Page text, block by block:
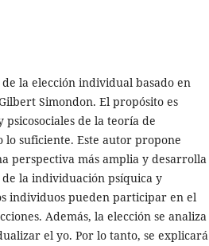
la elección individual basado en
Simondon. El propósito es
psicosociales de la teoría de
lo suficiente. Este autor propone
perspectiva más amplia y desarrolla
la individuación psíquica y
individuos pueden participar en el
Además, la elección se analiza
el yo. Por lo tanto, se explicará